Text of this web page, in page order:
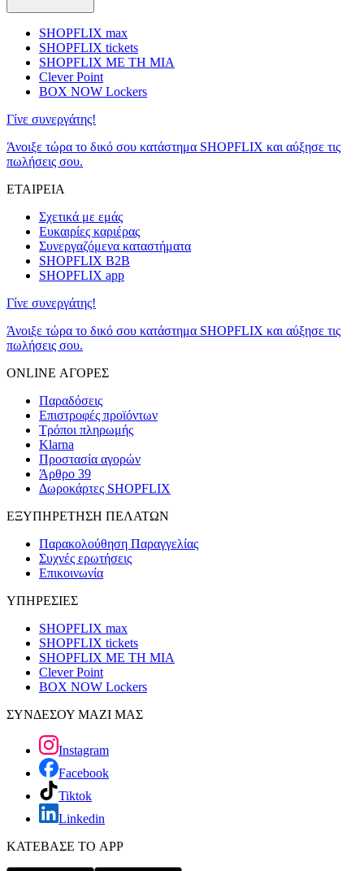
SHOPFLIX max
SHOPFLIX tickets
SHOPFLIX ΜΕ ΤΗ ΜΙΑ
Clever Point
BOX NOW Lockers
Γίνε συνεργάτης!
Άνοιξε τώρα το δικό σου κατάστημα SHOPFLIX και αύξησε τις
πωλήσεις σου.
ΕΤΑΙΡΕΙΑ
Σχετικά με εμάς
Ευκαιρίες καριέρας
Συνεργαζόμενα καταστήματα
SHOPFLIX B2B
SHOPFLIX app
Γίνε συνεργάτης!
Άνοιξε τώρα το δικό σου κατάστημα SHOPFLIX και αύξησε τις
πωλήσεις σου.
ONLINE ΑΓΟΡΕΣ
Παραδόσεις
Επιστροφές προϊόντων
Τρόποι πληρωμής
Klarna
Προστασία αγορών
Άρθρο 39
Δωροκάρτες SHOPFLIX
ΕΞΥΠΗΡΕΤΗΣΗ ΠΕΛΑΤΩΝ
Παρακολούθηση Παραγγελίας
Συχνές ερωτήσεις
Επικοινωνία
ΥΠΗΡΕΣΙΕΣ
SHOPFLIX max
SHOPFLIX tickets
SHOPFLIX ΜΕ ΤΗ ΜΙΑ
Clever Point
BOX NOW Lockers
ΣΥΝΔΕΣΟΥ ΜΑΖΙ ΜΑΣ
Instagram
Facebook
Tiktok
Linkedin
ΚΑΤΕΒΑΣΕ ΤΟ APP